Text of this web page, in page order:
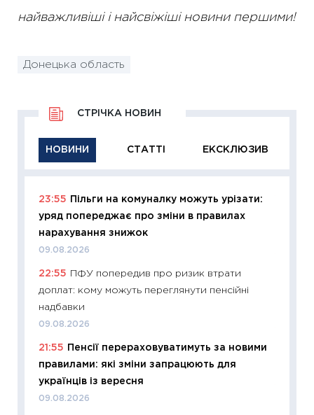
найважливіші і найсвіжіші новини першими!
Донецька область
НОВИНИ СТАТТІ ЕКСКЛЮЗИВ
СТРІЧКА НОВИН
23:55
Пільги на комуналку можуть урізати:
уряд попереджає про зміни в правилах
нарахування знижок
09.08.2026
22:55
ПФУ попередив про ризик втрати
доплат: кому можуть переглянути пенсійні
надбавки
09.08.2026
21:55
Пенсії перераховуватимуть за новими
правилами: які зміни запрацюють для
українців із вересня
09.08.2026